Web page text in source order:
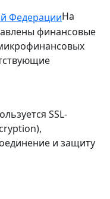
На
финансовые
SSL-
и защиту